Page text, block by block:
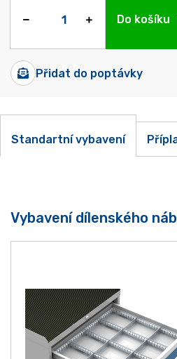
Do košíku
Přidat do poptávky
Standartní vybavení
Vybavení dílenského